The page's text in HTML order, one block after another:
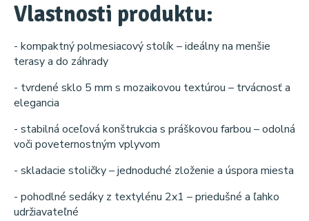
Vlastnosti produktu:
- kompaktný polmesiacový stolík – ideálny na menšie
terasy a do záhrady
- tvrdené sklo 5 mm s mozaikovou textúrou – trvácnosť a
elegancia
- stabilná oceľová konštrukcia s práškovou farbou – odolná
voči poveternostným vplyvom
- skladacie stoličky – jednoduché zloženie a úspora miesta
- pohodlné sedáky z textylénu 2x1 – priedušné a ľahko
udržiavateľné